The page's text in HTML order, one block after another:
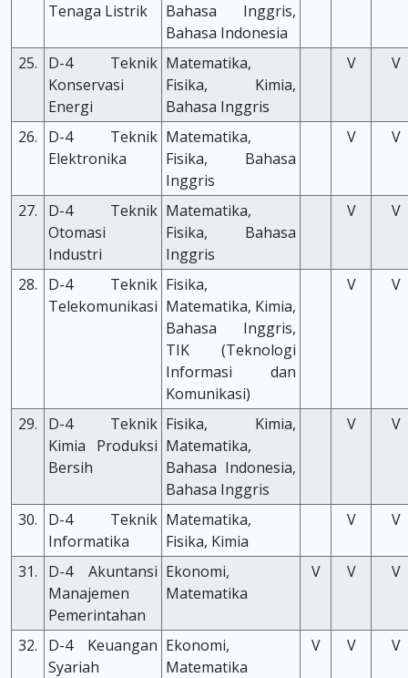
Tenaga Listrik
Bahasa Inggris,
Bahasa Indonesia
25.
D-4 Teknik
Konservasi
Energi
Matematika,
Fisika, Kimia,
Bahasa Inggris
V V
26.
D-4 Teknik
Elektronika
Matematika,
Fisika, Bahasa
Inggris
V V
27.
D-4 Teknik
Otomasi
Industri
Matematika,
Fisika, Bahasa
Inggris
V V
28.
D-4 Teknik
Telekomunikasi
Fisika,
Matematika, Kimia,
Bahasa Inggris,
TIK (Teknologi
Informasi dan
Komunikasi)
V V
29.
D-4 Teknik
Kimia Produksi
Bersih
Fisika, Kimia,
Matematika,
Bahasa Indonesia,
Bahasa Inggris
V V
30.
D-4 Teknik
Informatika
Matematika,
Fisika, Kimia
V V
31.
D-4 Akuntansi
Manajemen
Pemerintahan
Ekonomi,
Matematika
V V V
32.
D-4 Keuangan
Syariah
Ekonomi,
Matematika
V V V